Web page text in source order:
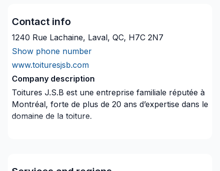
Contact info
1240 Rue Lachaine, Laval, QC, H7C 2N7
Show phone number
www.toituresjsb.com
Company description
Toitures J.S.B est une entreprise familiale réputée à
Montréal, forte de plus de 20 ans d’expertise dans le
domaine de la toiture.